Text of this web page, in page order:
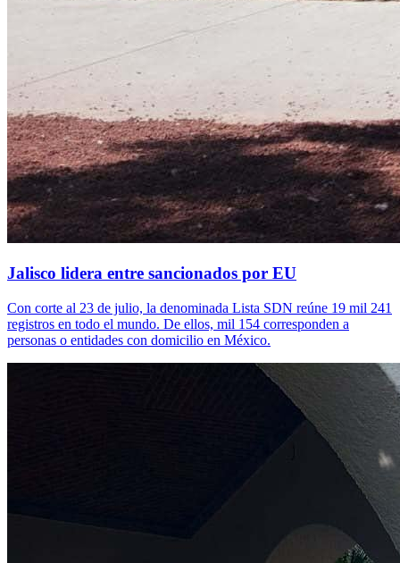
Jalisco lidera entre sancionados por EU
Con corte al 23 de julio, la denominada Lista SDN reúne 19 mil 241
registros en todo el mundo. De ellos, mil 154 corresponden a
personas o entidades con domicilio en México.